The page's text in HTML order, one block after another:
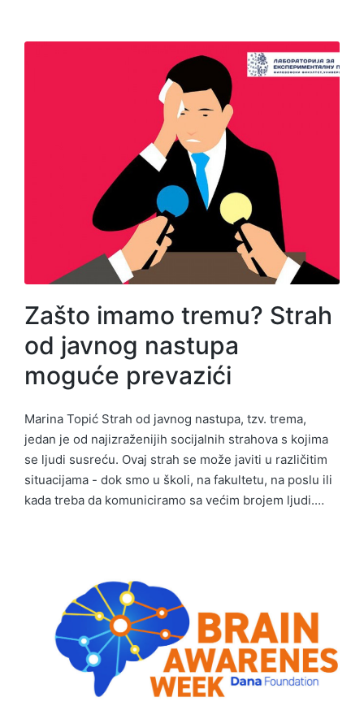
Zašto imamo tremu? Strah
od javnog nastupa
moguće prevazići
Marina Topić Strah od javnog nastupa, tzv. trema,
jedan je od najizraženijih socijalnih strahova s kojima
se ljudi susreću. Ovaj strah se može javiti u različitim
situacijama - dok smo u školi, na fakultetu, na poslu ili
kada treba da komuniciramo sa većim brojem ljudi.…